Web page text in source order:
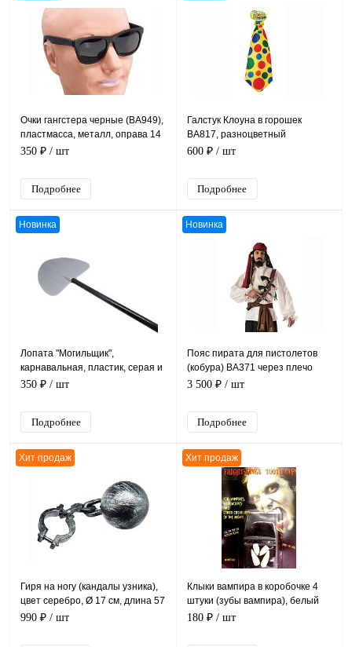
Очки гангстера черные (ВА949),
пластмасса, металл, оправа 14
см
350 ₽ / шт
Подробнее
Галстук Клоуна в горошек
ВА817, разноцветный
полиэстер, поролон, размер
600 ₽ / шт
Подробнее
Новинка
Лопата "Могильщик",
карнавальная, пластик, серая и
черная, 113 см
350 ₽ / шт
Подробнее
Новинка
Пояс пирата для пистолетов
(кобура) ВА371 через плечо
коричневый кожзам, 36*24 см +
3 500 ₽ / шт
Подробнее
Хит продаж
Гиря на ногу (кандалы узника),
цвет серебро, Ø 17 см, длина 57
см
990 ₽ / шт
Хит продаж
Клыки вампира в коробочке 4
штуки (зубы вампира), белый
пластик, размер 5*4 см (22*15
180 ₽ / шт